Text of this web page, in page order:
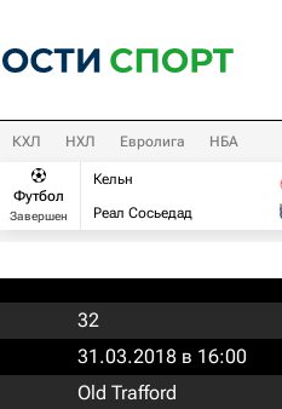
КХЛ НХЛ Евролига НБА
Футбол
Завершен
Кельн
Реал Сосьедад
32
31.03.2018 в 16:00
Old Trafford